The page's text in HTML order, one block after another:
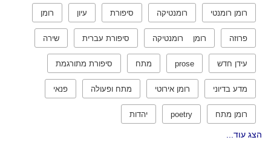
רומן רומנטי רומנטיקה סיפורת עיון רומן
פרוזה רומן רומנטיקה סיפורת עברית שירה
עידן חדש prose מתח סיפורת מתורגמת
מדע בדיוני רומן אירוטי מתח ופעולה פנאי
רומן מתח poetry יהדות
הצג עוד...